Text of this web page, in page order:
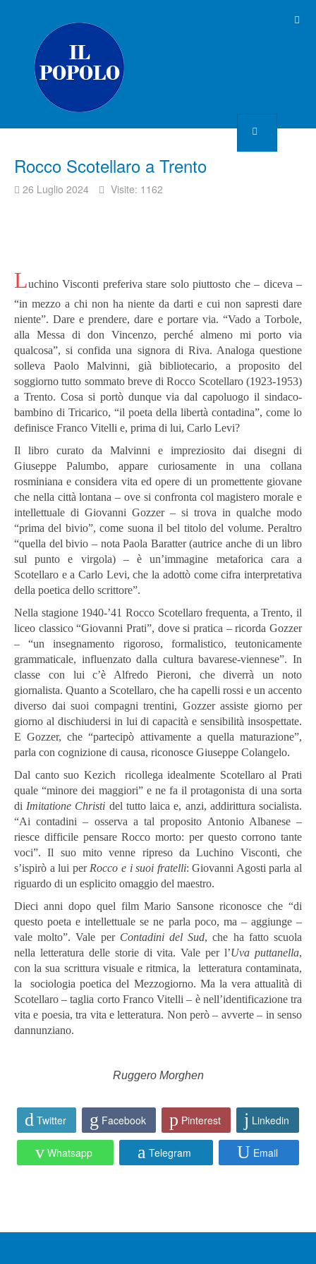
Rocco Scotellaro a Trento
26 Luglio 2024 Visite: 1162
Luchino Visconti preferiva stare solo piuttosto che – diceva –
“in mezzo a chi non ha niente da darti e cui non sapresti dare
niente”. Dare e prendere, dare e portare via. “Vado a Torbole,
alla Messa di don Vincenzo, perché almeno mi porto via
qualcosa”, si confida una signora di Riva. Analoga questione
solleva Paolo Malvinni, già bibliotecario, a proposito del
soggiorno tutto sommato breve di Rocco Scotellaro (1923-1953)
a Trento. Cosa si portò dunque via dal capoluogo il sindaco-
bambino di Tricarico, “il poeta della libertà contadina”, come lo
definisce Franco Vitelli e, prima di lui, Carlo Levi?
Il libro curato da Malvinni e impreziosito dai disegni di
Giuseppe Palumbo, appare curiosamente in una collana
rosminiana e considera vita ed opere di un promettente giovane
che nella città lontana – ove si confronta col magistero morale e
intellettuale di Giovanni Gozzer – si trova in qualche modo
“prima del bivio”, come suona il bel titolo del volume. Peraltro
“quella del bivio – nota Paola Baratter (autrice anche di un libro
sul punto e virgola) – è un’immagine metaforica cara a
Scotellaro e a Carlo Levi, che la adottò come cifra interpretativa
della poetica dello scrittore”.
Nella stagione 1940-’41 Rocco Scotellaro frequenta, a Trento, il
liceo classico “Giovanni Prati”, dove si pratica – ricorda Gozzer
– “un insegnamento rigoroso, formalistico, teutonicamente
grammaticale, influenzato dalla cultura bavarese-viennese”. In
classe con lui c’è Alfredo Pieroni, che diverrà un noto
giornalista. Quanto a Scotellaro, che ha capelli rossi e un accento
diverso dai suoi compagni trentini, Gozzer assiste giorno per
giorno al dischiudersi in lui di capacità e sensibilità insospettate.
E Gozzer, che “partecipò attivamente a quella maturazione”,
parla con cognizione di causa, riconosce Giuseppe Colangelo.
Dal canto suo Kezich ricollega idealmente Scotellaro al Prati
quale “minore dei maggiori” e ne fa il protagonista di una sorta
di Imitatione Christi del tutto laica e, anzi, addirittura socialista.
“Ai contadini – osserva a tal proposito Antonio Albanese –
riesce difficile pensare Rocco morto: per questo corrono tante
voci”. Il suo mito venne ripreso da Luchino Visconti, che
s’ispirò a lui per Rocco e i suoi fratelli: Giovanni Agosti parla al
riguardo di un esplicito omaggio del maestro.
Dieci anni dopo quel film Mario Sansone riconosce che “di
questo poeta e intellettuale se ne parla poco, ma – aggiunge –
vale molto”. Vale per Contadini del Sud, che ha fatto scuola
nella letteratura delle storie di vita. Vale per l’Uva puttanella,
con la sua scrittura visuale e ritmica, la letteratura contaminata,
la sociologia poetica del Mezzogiorno. Ma la vera attualità di
Scotellaro – taglia corto Franco Vitelli – è nell’identificazione tra
vita e poesia, tra vita e letteratura. Non però – avverte – in senso
dannunziano.
Ruggero Morghen
Twitter Facebook Pinterest Linkedin
Whatsapp Telegram Email